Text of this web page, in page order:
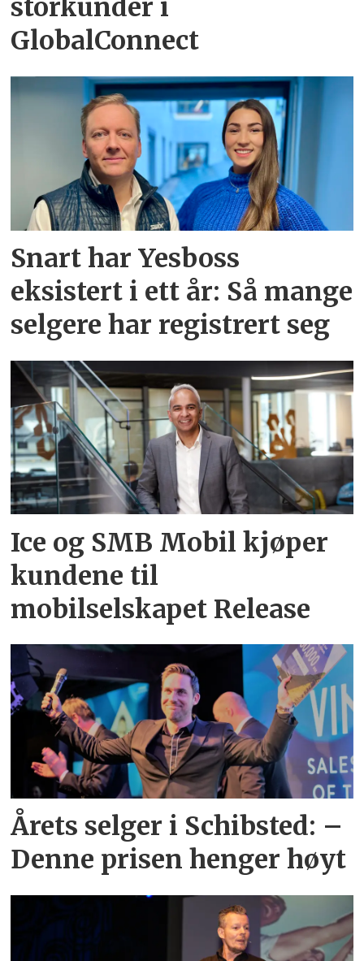
storkunder i
GlobalConnect
Snart har Yesboss
eksistert i ett år: Så mange
selgere har registrert seg
Ice og SMB Mobil kjøper
kundene til
mobilselskapet Release
Årets selger i Schibsted: –
Denne prisen henger høyt